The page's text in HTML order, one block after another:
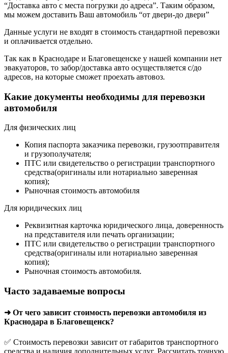
“Доставка авто с места погрузки до адреса”. Таким образом,
мы можем доставить Ваш автомобиль “от двери-до двери”
Данные услуги не входят в стоимость стандартной перевозки
и оплачивается отдельно.
Так как в Краснодаре и Благовещенске у нашей компании нет
эвакуаторов, то забор/доставка авто осуществляется с/до
адресов, на которые сможет проехать автовоз.
Какие документы необходимы для перевозки
автомобиля
Для физических лиц
Копия паспорта заказчика перевозки, грузоотправителя
и грузополучателя;
ПТС или свидетельство о регистрации транспортного
средства(оригиналы или нотариально заверенная
копия);
Рыночная стоимость автомобиля
Для юридических лиц
Реквизитная карточка юридического лица, доверенность
на представителя или печать организации;
ПТС или свидетельство о регистрации транспортного
средства(оригиналы или нотариально заверенная
копия);
Рыночная стоимость автомобиля.
Часто задаваемые вопросы
➜ От чего зависит стоимость перевозки автомобиля из
Краснодара в Благовещенск?
✅ Стоимость перевозки зависит от габаритов транспортного
средства и наличия дополнительных услуг. Рассчитать точную